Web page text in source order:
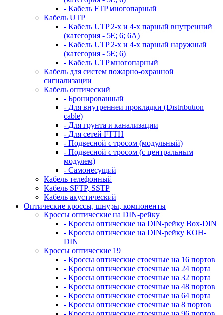
- Кабель FTP многопарный
Кабель UTP
- Кабель UTP 2-х и 4-х парный внутренний
(категория - 5Е; 6; 6А)
- Кабель UTP 2-х и 4-х парный наружный
(категория - 5Е; 6)
- Кабель UTP многопарный
Кабель для систем пожарно-охранной
сигнализации
Кабель оптический
- Бронированный
- Для внутренней прокладки (Distribution
cable)
- Для грунта и канализации
- Для сетей FTTH
- Подвесной с тросом (модульный)
- Подвесной с тросом (с центральным
модулем)
- Самонесущий
Кабель телефонный
Кабель SFTP, SSTP
Кабель акустический
Оптические кроссы, шнуры, компоненты
Кроссы оптические на DIN-рейку
- Кроссы оптические на DIN-рейку Box-DIN
- Кроссы оптические на DIN-рейку КОН-
DIN
Кроссы оптические 19
- Кроссы оптические стоечные на 16 портов
- Кроссы оптические стоечные на 24 порта
- Кроссы оптические стоечные на 32 порта
- Кроссы оптические стоечные на 48 портов
- Кроссы оптические стоечные на 64 порта
- Кроссы оптические стоечные на 8 портов
- Кроссы оптические стоечные на 96 портов